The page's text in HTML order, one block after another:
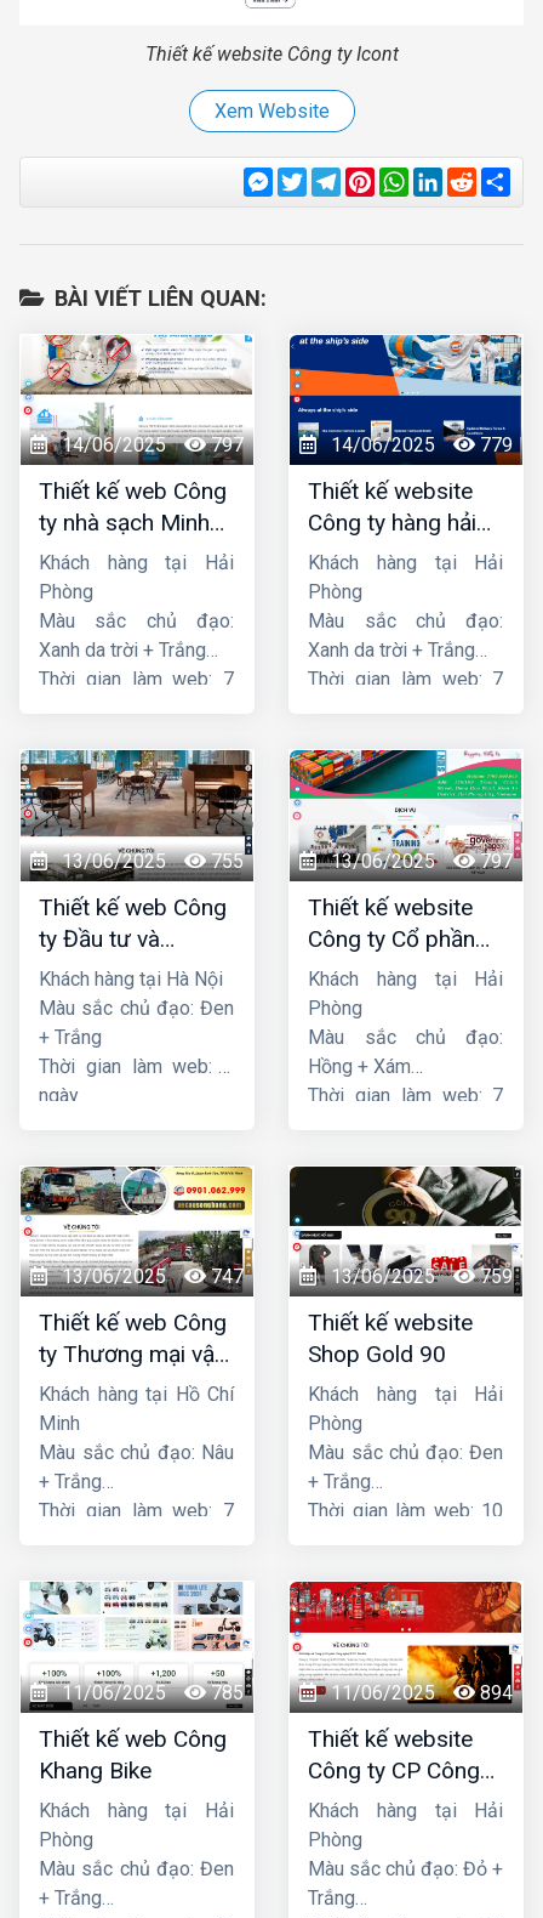
Thiết kế website Công ty Icont
Xem Website
Messenger
TwitterTelegram
Pinterest
WhatsApp
LinkedIn
Reddit
BÀI VIẾT LIÊN QUAN:
14/06/2025 797
Thiết kế web Công
ty nhà sạch Minh
Dương
Khách hàng tại Hải
Phòng
Màu sắc chủ đạo:
Xanh da trời + Trắng
Thời gian làm web: 7
14/06/2025 779
Thiết kế website
Công ty hàng hải
liên minh
Khách hàng tại Hải
Phòng
Màu sắc chủ đạo:
Xanh da trời + Trắng
Thời gian làm web: 7
13/06/2025 755
Thiết kế web Công
ty Đầu tư và
Thương mại Five-
Star
Khách hàng tại Hà Nội
Màu sắc chủ đạo: Đen
+ Trắng
Thời gian làm web: 7
ngày
13/06/2025 797
Thiết kế website
Công ty Cổ phần
dịch vụ hàng hải
Sen
Khách hàng tại Hải
Phòng
Màu sắc chủ đạo:
Hồng + Xám
Thời gian làm web: 7
13/06/2025 747
Thiết kế web Công
ty Thương mại vận
tải Song Bằng
Khách hàng tại Hồ Chí
Minh
Màu sắc chủ đạo: Nâu
+ Trắng
Thời gian làm web: 7
13/06/2025 759
Thiết kế website
Shop Gold 90
Khách hàng tại Hải
Phòng
Màu sắc chủ đạo: Đen
+ Trắng
Thời gian làm web: 10
11/06/2025 785
Thiết kế web Công
Khang Bike
Khách hàng tại Hải
Phòng
Màu sắc chủ đạo: Đen
+ Trắng
11/06/2025 894
Thiết kế website
Công ty CP Công
nghệ PCCC Bắc Hà
Khách hàng tại Hải
Phòng
Màu sắc chủ đạo: Đỏ +
Trắng